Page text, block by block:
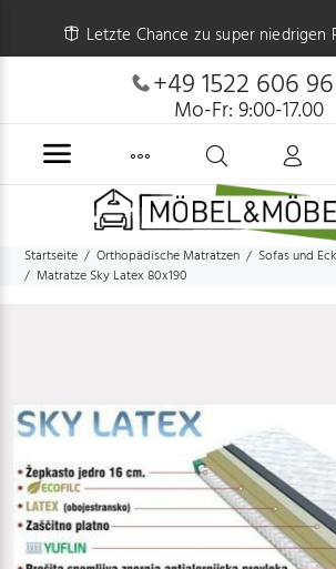
Letzte Chance zu super niedrigen
+49 1522 606
Mo-Fr: 9:00-17.00
Startseite Orthopädische Matratzen
Sofas und
Matratze Sky Latex 80x190